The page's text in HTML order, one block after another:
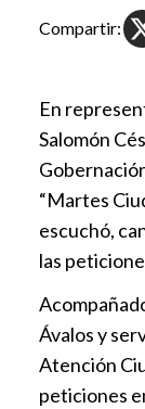
Compartir:
En
Salomón
“Martes
escuchó,
las
Ávalos y
Atención
peticiones